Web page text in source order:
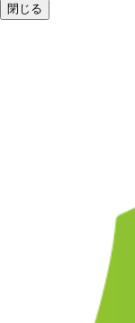
閉じる